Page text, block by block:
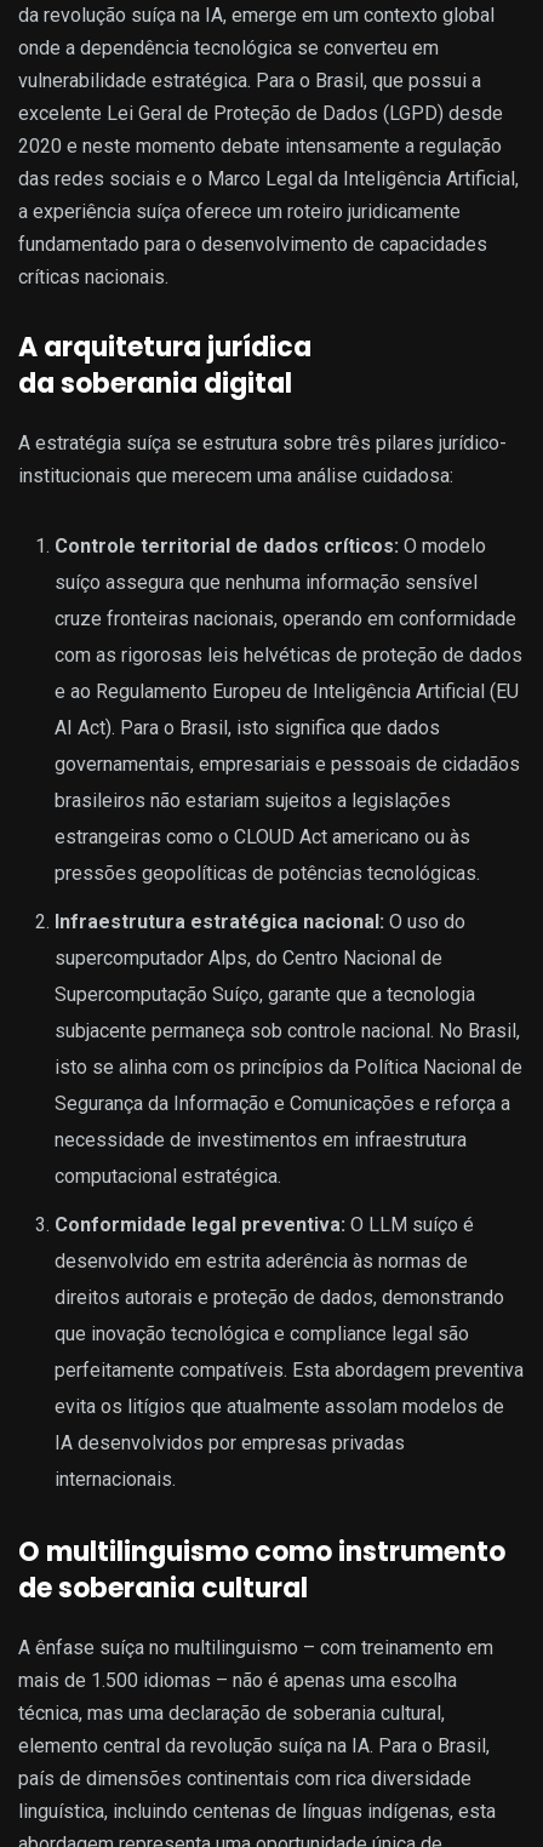
da revolução suíça na IA, emerge em um contexto global
onde a dependência tecnológica se converteu em
vulnerabilidade estratégica. Para o Brasil, que possui a
excelente Lei Geral de Proteção de Dados (LGPD) desde
2020 e neste momento debate intensamente a regulação
das redes sociais e o Marco Legal da Inteligência Artificial,
a experiência suíça oferece um roteiro juridicamente
fundamentado para o desenvolvimento de capacidades
críticas nacionais.
A arquitetura jurídica
da soberania digital
A estratégia suíça se estrutura sobre três pilares jurídico-
institucionais que merecem uma análise cuidadosa:
Controle territorial de dados críticos: O modelo
suíço assegura que nenhuma informação sensível
cruze fronteiras nacionais, operando em conformidade
com as rigorosas leis helvéticas de proteção de dados
e ao Regulamento Europeu de Inteligência Artificial (EU
AI Act). Para o Brasil, isto significa que dados
governamentais, empresariais e pessoais de cidadãos
brasileiros não estariam sujeitos a legislações
estrangeiras como o CLOUD Act americano ou às
pressões geopolíticas de potências tecnológicas.
Infraestrutura estratégica nacional: O uso do
supercomputador Alps, do Centro Nacional de
Supercomputação Suíço, garante que a tecnologia
subjacente permaneça sob controle nacional. No Brasil,
isto se alinha com os princípios da Política Nacional de
Segurança da Informação e Comunicações e reforça a
necessidade de investimentos em infraestrutura
computacional estratégica.
Conformidade legal preventiva: O LLM suíço é
desenvolvido em estrita aderência às normas de
direitos autorais e proteção de dados, demonstrando
que inovação tecnológica e compliance legal são
perfeitamente compatíveis. Esta abordagem preventiva
evita os litígios que atualmente assolam modelos de
IA desenvolvidos por empresas privadas
internacionais.
O multilinguismo como instrumento
de soberania cultural
A ênfase suíça no multilinguismo – com treinamento em
mais de 1.500 idiomas – não é apenas uma escolha
técnica, mas uma declaração de soberania cultural,
elemento central da revolução suíça na IA. Para o Brasil,
país de dimensões continentais com rica diversidade
linguística, incluindo centenas de línguas indígenas, esta